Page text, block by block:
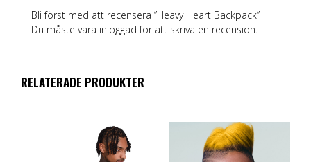
Bli först med att recensera ”Heavy Heart Backpack”
Du måste vara inloggad för att skriva en recension.
RELATERADE PRODUKTER